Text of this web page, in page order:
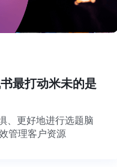
飞书最打动米未的
恐惧、更好地进行选题脑
高效管理客户资源